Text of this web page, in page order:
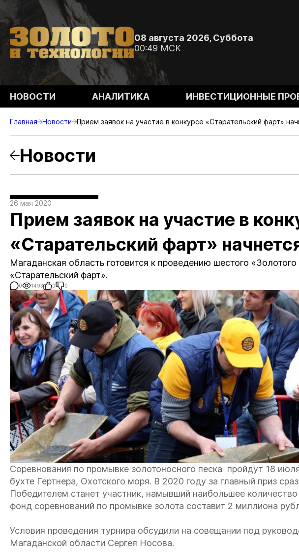
08 августа 2026, Суббота
00:49 МСК
НОВОСТИ АНАЛИТИКА ИНВЕСТИЦИОННЫЕ
Главная Новости Прием заявок на участие в конкурсе «Старательский фарт»
Новости
26 мая 2020
Прием заявок на участие в
«Старательский фарт»
Магаданская область готовится к проведению шестого
«Старательский фарт».
0 1493 0 0
Соревнования по промывке золотоносного песка пройдут 18
бухте Гертнера, Охотского моря. В 2020 году за главный приз
Победителем станет участник, намывший наибольшее
фонд соревнований по промывке золота составит 2 миллиона
Условия проведения турнира обсудили на совещании под
Магаданской области Сергея Носова.